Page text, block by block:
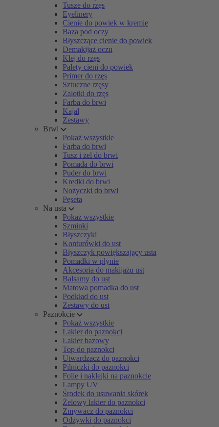
Tusze do rzęs
Eyelinery
Cienie do powiek w kremie
Baza pod oczy
Błyszczące cienie do powiek
Demakijaż oczu
Klej do rzęs
Palety cieni do powiek
Primer do rzęs
Sztuczne rzęsy
Zalotki do rzęs
Farba do brwi
Kajal
Zestawy
Brwi
Pokaż wszystkie
Farba do brwi
Tusz i żel do brwi
Pomada do brwi
Puder do brwi
Kredki do brwi
Nożyczki do brwi
Pęseta
Na usta
Pokaż wszystkie
Szminki
Błyszczyki
Konturówki do ust
Błyszczyk powiększający usta
Pomadki w płynie
Akcesoria do makijażu ust
Balsamy do ust
Matowa pomadka do ust
Podkład do ust
Zestawy do ust
Paznokcie
Pokaż wszystkie
Lakier do paznokci
Lakier bazowy
Top do paznokci
Utwardzacz do paznokci
Pilniczki do paznokci
Folie i naklejki na paznokcie
Lampy UV
Środek do usuwania skórek
Żelowy lakier do paznokci
Zmywacz do paznokci
Odżywki do paznokci